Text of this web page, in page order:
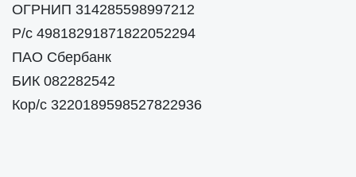
ОГРНИП 314285598997212
Р/с 49818291871822052294
ПАО Сбербанк
БИК 082282542
Кор/с 3220189598527822936